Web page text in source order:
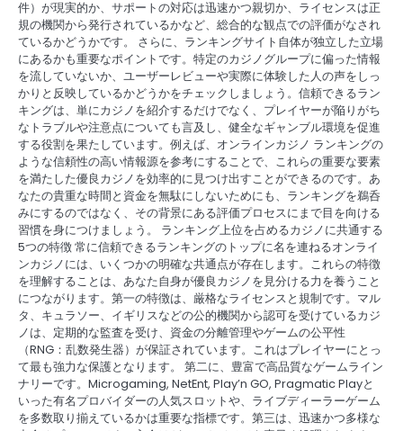
件）が現実的か、サポートの対応は迅速かつ親切か、ライセンスは正
規の機関から発行されているかなど、総合的な観点での評価がなされ
ているかどうかです。 さらに、ランキングサイト自体が独立した立場
にあるかも重要なポイントです。特定のカジノグループに偏った情報
を流していないか、ユーザーレビューや実際に体験した人の声をしっ
かりと反映しているかどうかをチェックしましょう。信頼できるラン
キングは、単にカジノを紹介するだけでなく、プレイヤーが陥りがち
なトラブルや注意点についても言及し、健全なギャンブル環境を促進
する役割を果たしています。例えば、オンラインカジノ ランキングの
ような信頼性の高い情報源を参考にすることで、これらの重要な要素
を満たした優良カジノを効率的に見つけ出すことができるのです。あ
なたの貴重な時間と資金を無駄にしないためにも、ランキングを鵜呑
みにするのではなく、その背景にある評価プロセスにまで目を向ける
習慣を身につけましょう。 ランキング上位を占めるカジノに共通する
5つの特徴 常に信頼できるランキングのトップに名を連ねるオンライ
ンカジノには、いくつかの明確な共通点が存在します。これらの特徴
を理解することは、あなた自身が優良カジノを見分ける力を養うこと
につながります。第一の特徴は、厳格なライセンスと規制です。マル
タ、キュラソー、イギリスなどの公的機関から認可を受けているカジ
ノは、定期的な監査を受け、資金の分離管理やゲームの公平性
（RNG：乱数発生器）が保証されています。これはプレイヤーにとっ
て最も強力な保護となります。 第二に、豊富で高品質なゲームライン
ナリーです。Microgaming, NetEnt, Play’n GO, Pragmatic Playと
いった有名プロバイダーの人気スロットや、ライブディーラーゲーム
を多数取り揃えているかは重要な指標です。第三は、迅速かつ多様な